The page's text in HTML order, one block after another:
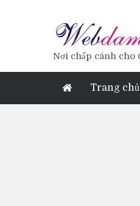
Nơi chấp cánh
Trang chủ